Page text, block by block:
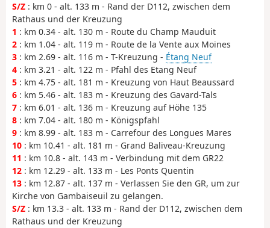
S/Z : km 0 - alt. 133 m - Rand der D112, zwischen dem
Rathaus und der Kreuzung
1 : km 0.34 - alt. 130 m - Route du Champ Mauduit
2 : km 1.04 - alt. 119 m - Route de la Vente aux Moines
3 : km 2.69 - alt. 116 m - T-Kreuzung - Étang Neuf
4 : km 3.21 - alt. 122 m - Pfahl des Etang Neuf
5 : km 4.75 - alt. 181 m - Kreuzung von Haut Beaussard
6 : km 5.46 - alt. 183 m - Kreuzung des Gavard-Tals
7 : km 6.01 - alt. 136 m - Kreuzung auf Höhe 135
8 : km 7.04 - alt. 180 m - Königspfahl
9 : km 8.99 - alt. 183 m - Carrefour des Longues Mares
10 : km 10.41 - alt. 181 m - Grand Baliveau-Kreuzung
11 : km 10.8 - alt. 143 m - Verbindung mit dem GR22
12 : km 12.29 - alt. 133 m - Les Ponts Quentin
13 : km 12.87 - alt. 137 m - Verlassen Sie den GR, um zur
Kirche von Gambaiseuil zu gelangen.
S/Z : km 13.3 - alt. 133 m - Rand der D112, zwischen dem
Rathaus und der Kreuzung